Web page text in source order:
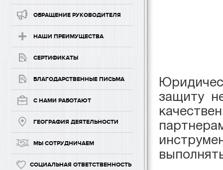
ОБРАЩЕНИЕ РУКОВОДИТЕЛЯ
НАШИ ПРЕИМУЩЕСТВА
СЕРТИФИКАТЫ
БЛАГОДАРСТВЕННЫЕ ПИСЬМА
С НАМИ РАБОТАЮТ
ГЕОГРАФИЯ ДЕЯТЕЛЬНОСТИ
МЫ СОТРУДНИЧАЕМ
СОЦИАЛЬНАЯ ОТВЕТСТВЕННОСТЬ
защиту